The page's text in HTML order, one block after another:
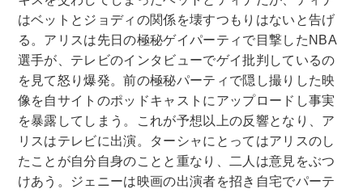
はベットとジョディの関係を壊すつもりはないと告げ
る。アリスは先日の極秘ゲイパーティで目撃したNBA
選手が、テレビのインタビューでゲイ批判しているの
を見て怒り爆発。前の極秘パーティで隠し撮りした映
像を自サイトのポッドキャストにアップロードし事実
を暴露してしまう。これが予想以上の反響となり、ア
リスはテレビに出演。ターシャにとってはアリスのし
たことが自分自身のことと重なり、二人は意見をぶつ
けあう。ジェニーは映画の出演者を招き自宅でパーテ